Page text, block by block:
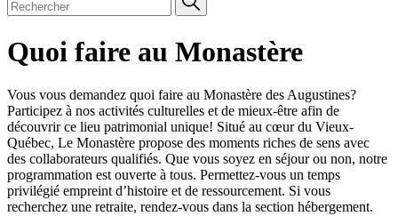
Quoi faire au Monastère
Vous vous demandez quoi faire au Monastère des Augustines?
Participez à nos activités culturelles et de mieux-être afin de
découvrir ce lieu patrimonial unique! Situé au cœur du Vieux-
Québec, Le Monastère propose des moments riches de sens avec
des collaborateurs qualifiés. Que vous soyez en séjour ou non, notre
programmation est ouverte à tous. Permettez-vous un temps
privilégié empreint d’histoire et de ressourcement. Si vous
recherchez une retraite, rendez-vous dans la section hébergement.